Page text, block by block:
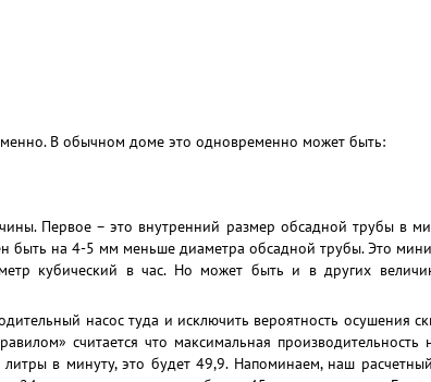
В обычном доме это одновременно может быть:
Первое – это внутренний размер обсадной трубы в
быть на 4-5 мм меньше диаметра обсадной трубы. Это
кубический в час. Но может быть и в других
насос туда и исключить вероятность осушения
считается что максимальная
в минуту, это будет 49,9. Напоминаем, наш